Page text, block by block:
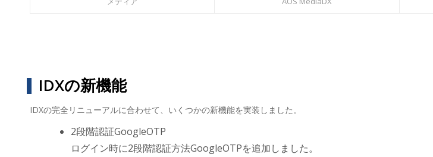
IDXの新機能
IDXの完全リニューアルに合わせて、いくつかの新機能を実装しました。
2段階認証GoogleOTP
ログイン時に2段階認証方法GoogleOTPを追加しました。